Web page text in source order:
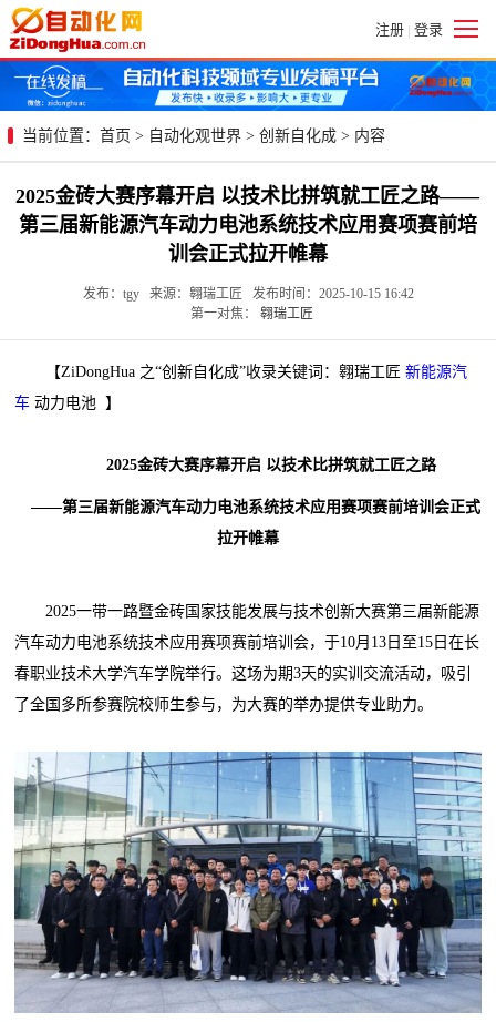
注册 | 登录
当前位置： 首页 > 自动化观世界 > 创新自化成 > 内容
2025金砖大赛序幕开启 以技术比拼筑就工匠之路——
第三届新能源汽车动力电池系统技术应用赛项赛前培
训会正式拉开帷幕
发布：tgy 来源：翱瑞工匠 发布时间：2025-10-15 16:42
第一对焦： 翱瑞工匠
【ZiDongHua 之“创新自化成”收录关键词：翱瑞工匠新能源汽
车 动力电池 】
2025金砖大赛序幕开启 以技术比拼筑就工匠之路
——第三届新能源汽车动力电池系统技术应用赛项赛前培训会正式
拉开帷幕
2025一带一路暨金砖国家技能发展与技术创新大赛第三届新能源
汽车动力电池系统技术应用赛项赛前培训会，于10月13日至15日在长
春职业技术大学汽车学院举行。这场为期3天的实训交流活动，吸引
了全国多所参赛院校师生参与，为大赛的举办提供专业助力。